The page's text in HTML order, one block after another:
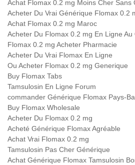
Achat Flomax 0.2 mg Moins Cher Sans
Acheter Du Vrai Générique Flomax 0.2
Achat Flomax 0.2 mg Maroc
Acheter Du Flomax 0.2 mg En Ligne Au
Flomax 0.2 mg Acheter Pharmacie
Acheter Du Vrai Flomax En Ligne
Ou Acheter Flomax 0.2 mg Generique
Buy Flomax Tabs
Tamsulosin En Ligne Forum
commander Générique Flomax Pays-
Buy Flomax Wholesale
Acheter Du Flomax 0.2 mg
Acheté Générique Flomax Agréable
Achat Vrai Flomax 0.2 mg
Tamsulosin Pas Cher Générique
Achat Générique Flomax Tamsulosin